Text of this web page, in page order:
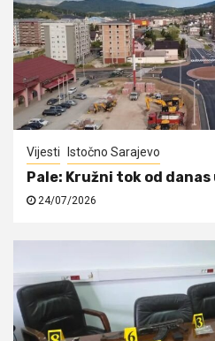
Vijesti Istočno Sarajevo
Pale: Kružni tok od
24/07/2026